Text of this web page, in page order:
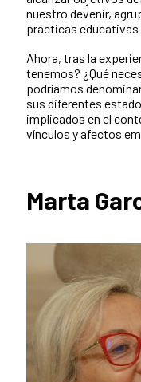
nuestro devenir,
prácticas
Ahora, tras la
tenemos? ¿Qué
podríamos
sus diferentes
implicados en el
vínculos y afectos
Marta